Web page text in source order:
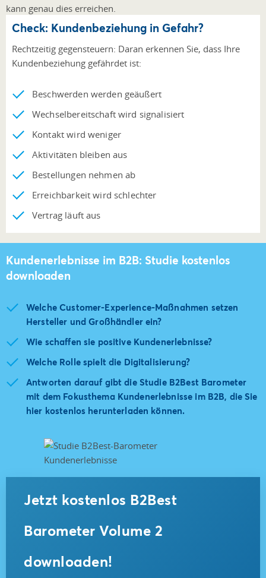
kann genau dies erreichen.
Check: Kundenbeziehung in Gefahr?
Rechtzeitig gegensteuern: Daran erkennen Sie, dass Ihre
Kundenbeziehung gefährdet ist:
Beschwerden werden geäußert
Wechselbereitschaft wird signalisiert
Kontakt wird weniger
Aktivitäten bleiben aus
Bestellungen nehmen ab
Erreichbarkeit wird schlechter
Vertrag läuft aus
Kundenerlebnisse im B2B: Studie kostenlos
downloaden
Welche Customer-Experience-Maßnahmen setzen
Hersteller und Großhändler ein?
Wie schaffen sie positive Kundenerlebnisse?
Welche Rolle spielt die Digitalisierung?
Antworten darauf gibt die Studie B2Best Barometer
mit dem Fokusthema Kundenerlebnisse im B2B, die Sie
hier kostenlos herunterladen können.
Jetzt kostenlos B2Best
Barometer Volume 2
downloaden!